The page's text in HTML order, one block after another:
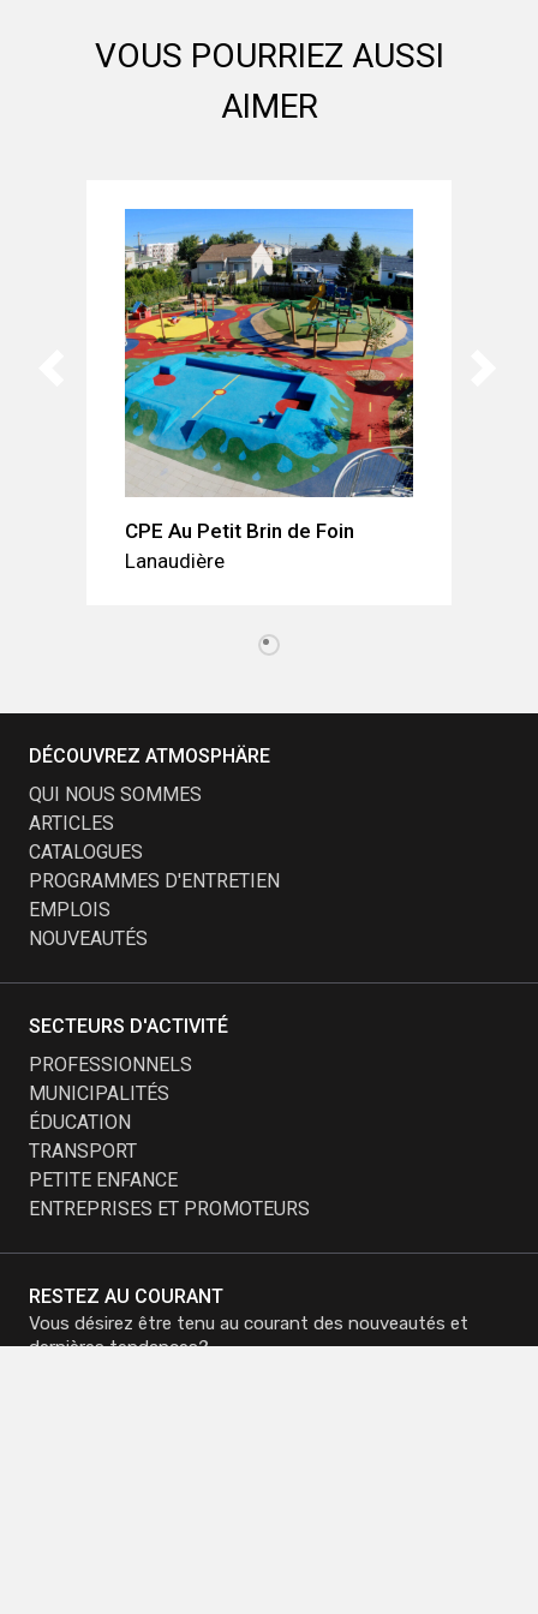
VOUS POURRIEZ AUSSI
AIMER
CPE Au Petit Brin de Foin
Lanaudière
RESTEZ AU COURANT
Vous désirez être tenu au courant des nouveautés et
dernières tendances?
DÉCOUVREZ ATMOSPHÄRE
QUI NOUS SOMMES
ARTICLES
CATALOGUES
PROGRAMMES D'ENTRETIEN
EMPLOIS
NOUVEAUTÉS
SECTEURS D'ACTIVITÉ
PROFESSIONNELS
MUNICIPALITÉS
ÉDUCATION
TRANSPORT
PETITE ENFANCE
ENTREPRISES ET PROMOTEURS